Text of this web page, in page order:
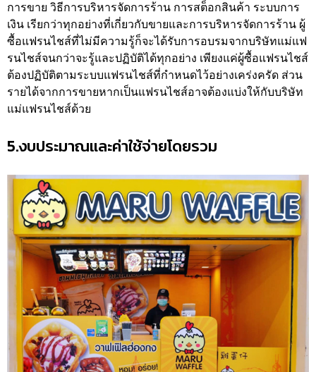
การขาย วิธีการบริหารจัดการร้าน การสต็อกสินค้า ระบบการ
เงิน เรียกว่าทุกอย่างที่เกี่ยวกับขายและการบริหารจัดการร้าน ผู้
ซื้อแฟรนไชส์ที่ไม่มีความรู้ก็จะได้รับการอบรมจากบริษัทแม่แฟ
รนไชส์จนกว่าจะรู้และปฏิบัติได้ทุกอย่าง เพียงแค่ผู้ซื้อแฟรนไชส์
ต้องปฏิบัติตามระบบแฟรนไชส์ที่กำหนดไว้อย่างเคร่งครัด ส่วน
รายได้จากการขายหากเป็นแฟรนไชส์อาจต้องแบ่งให้กับบริษัท
แม่แฟรนไชส์ด้วย
5.งบประมาณและค่าใช้จ่ายโดยรวม